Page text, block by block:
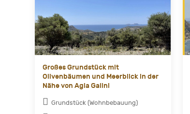
Großes Grundstück mit
Olivenbäumen und Meerblick in der
Nähe von Agia Galini
Grundstück (Wohnbebauung)